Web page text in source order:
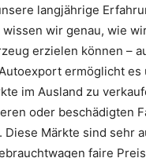
langjährige
wir genau, wie
erzielen können –
ermöglicht es
im Ausland zu
oder beschädigten
Märkte sind sehr
faire